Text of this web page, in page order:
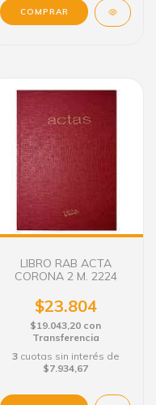
LIBRO RAB ACTA
CORONA 2 M. 2224
$23.804
$19.043,20 con
Transferencia
3 cuotas sin interés de
$7.934,67